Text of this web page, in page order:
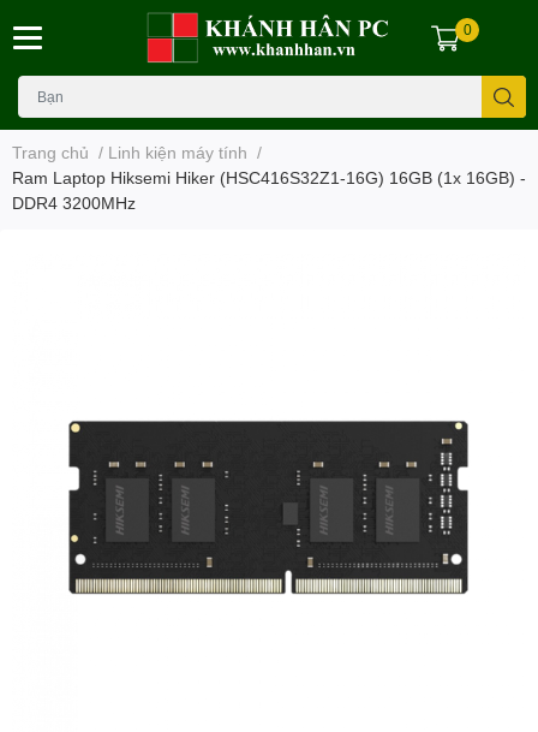
0
Trang chủ / Linh kiện máy tính /
Ram Laptop Hiksemi Hiker (HSC416S32Z1-16G) 16GB (1x 16GB) -
DDR4 3200MHz